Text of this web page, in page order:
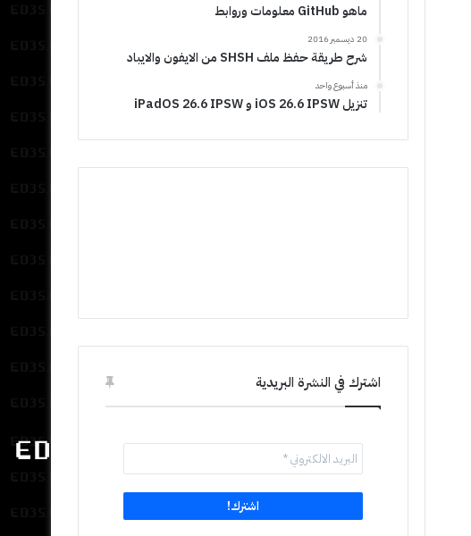
ماهو GitHub معلومات وروابط
20 ديسمبر 2016
شرح طريقة حفظ ملف SHSH من الايفون والايباد
منذ أسبوع واحد
تنزيل iOS 26.6 IPSW و iPadOS 26.6 IPSW
اشترك في النشرة البريدية